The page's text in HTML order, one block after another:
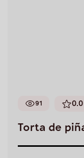
91 0.0
Torta de